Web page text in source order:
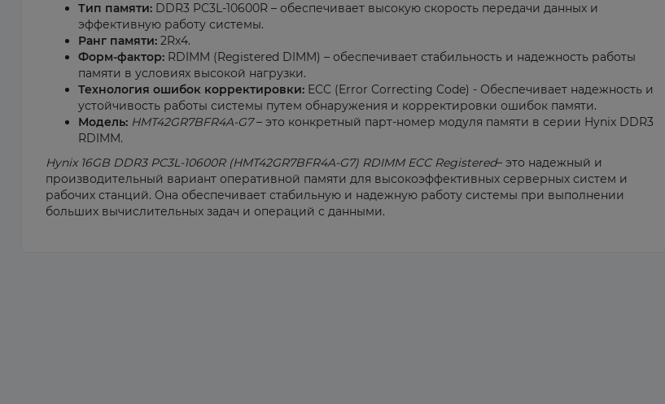
Тип памяти: DDR3 PC3L-10600R – обеспечивает высокую скорость передачи данных и
эффективную работу системы.
Ранг памяти: 2Rx4.
Форм-фактор: RDIMM (Registered DIMM) – обеспечивает стабильность и надежность работы
памяти в условиях высокой нагрузки.
Технология ошибок корректировки: ECC (Error Correcting Code) - Обеспечивает надежность и
устойчивость работы системы путем обнаружения и корректировки ошибок памяти.
Модель: HMT42GR7BFR4A-G7– это конкретный парт-номер модуля памяти в серии Hynix DDR3
RDIMM.
Hynix 16GB DDR3 PC3L-10600R (HMT42GR7BFR4A-G7) RDIMM ECC Registered– это надежный и
производительный вариант оперативной памяти для высокоэффективных серверных систем и
рабочих станций. Она обеспечивает стабильную и надежную работу системы при выполнении
больших вычислительных задач и операций с данными.